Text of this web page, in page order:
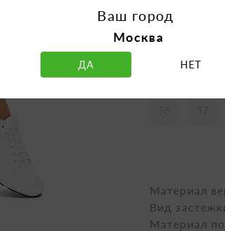
Материал
Вид
Материал
Москва
ДА НЕТ
Ваш город